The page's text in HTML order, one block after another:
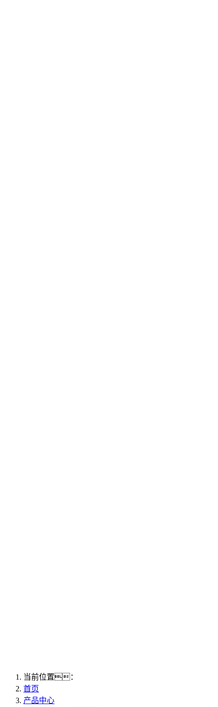
当前位置：
首页
产品中心